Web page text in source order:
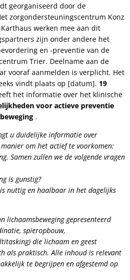
georganiseerd door de
zorgondersteuningscentrum Konz
werken mee aan dit
zijn onder andere het
en -preventie van de
Trier. Deelname aan de
vooraf aanmelden is verplicht. Het
vindt plaats op [datum]. 19
het informatie over het klinische
voor actieve preventie
.
u duidelijke informatie over
om het actief te voorkomen:
Samen zullen we de volgende vragen
is gunstig?
nuttig en haalbaar in het dagelijks
lichaamsbeweging gepresenteerd
spieropbouw,
die lichaam en geest
als praktisch. Alle inhoud is relevant
te begrijpen en afgestemd op